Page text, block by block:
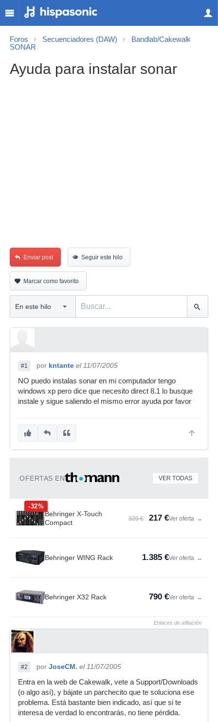
Foros Secuenciadores (DAW)
Bandlab/Cakewalk
SONAR
Ayuda para instalar sonar
Enviar post Seguir este hilo
Marcar como favorito
#1 por kntante el 11/07/2005
NO puedo instalas sonar en mi computador tengo
windows xp pero dice que necesito direct 8.1 lo busque
instale y sigue saliendo el mismo error ayuda por favor
OFERTAS EN VER TODAS
-32%
Behringer X-Touch
Compact
320 € 217 €Ver oferta →
Behringer WING Rack 1.385 €Ver oferta →
Behringer X32 Rack 790 €Ver oferta →
Enlaces de afiliación
#2 por JoseCM. el 11/07/2005
Entra en la web de Cakewalk, vete a Support/Downloads
(o algo así), y bájate un parchecito que te soluciona ese
problema. Está bastante bien indicado, así que si te
interesa de verdad lo encontrarás, no tiene pérdida.